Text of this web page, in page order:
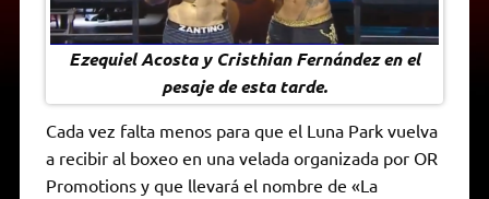
Ezequiel Acosta y Cristhian Fernández en el
pesaje de esta tarde.
Cada vez falta menos para que el Luna Park vuelva
a recibir al boxeo en una velada organizada por OR
Promotions y que llevará el nombre de «La